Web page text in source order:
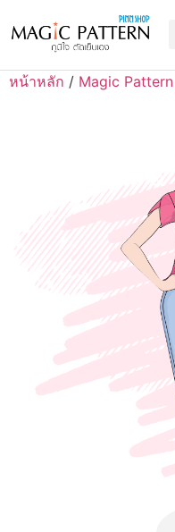
หน้าหลัก / Magic Pattern